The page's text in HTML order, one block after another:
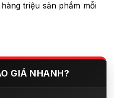
triệu sản phẩm mỗi
GIÁ NHANH?